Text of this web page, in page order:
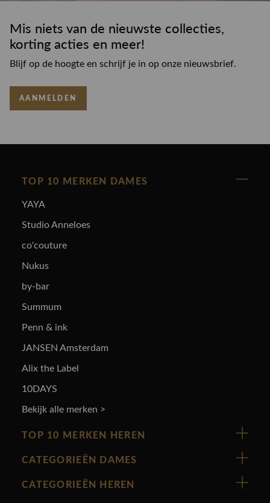
Mis niets van de nieuwste collecties,
korting acties en meer!
Blijf op de hoogte en schrijf je in op onze nieuwsbrief.
AANMELDEN
TOP 10 MERKEN DAMES
YAYA
Studio Anneloes
co'couture
Nukus
by-bar
Summum
Penn & ink
JANSEN Amsterdam
Alix the Label
10DAYS
Bekijk alle merken >
TOP 10 MERKEN HEREN
Vanguard
Cast Iron
CATEGORIEËN DAMES
Nieuw binnen
CATEGORIEËN HEREN